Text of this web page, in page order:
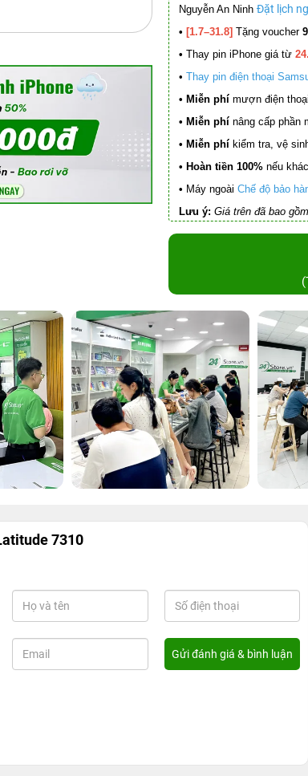
Nguyễn An Ninh Đặt lịch
• [1.7–31.8] Tặng voucher
• Thay pin iPhone giá từ
• Thay pin điện thoại
• Miễn phí mượn điện thoại
• Miễn phí nâng cấp phần
• Miễn phí kiểm tra, vệ
• Hoàn tiền 100% nếu
• Máy ngoài Chế độ bảo
Lưu ý: Giá trên đã bao
7310